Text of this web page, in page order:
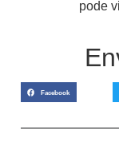
pode
Facebook